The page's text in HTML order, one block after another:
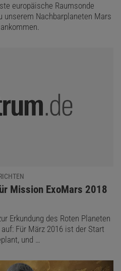
europäische Raumsonde
unserem Nachbarplaneten Mars
Mission ExoMars 2018
Erkundung des Roten Planeten
Für März 2016 ist der Start
und …